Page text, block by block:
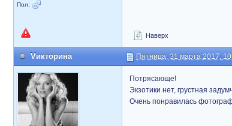
Пол:
Наверх
Vикторина Пятница, 31 марта 2017,
Потрясающе!
Экзотики нет, грустная
Очень понравилась